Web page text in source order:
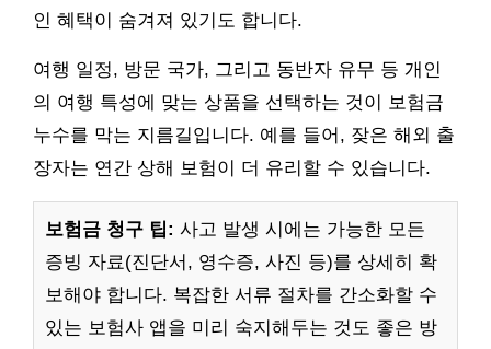
인 혜택이 숨겨져 있기도 합니다.
여행 일정, 방문 국가, 그리고 동반자 유무 등 개인
의 여행 특성에 맞는 상품을 선택하는 것이 보험금
누수를 막는 지름길입니다. 예를 들어, 잦은 해외 출
장자는 연간 상해 보험이 더 유리할 수 있습니다.
보험금 청구 팁: 사고 발생 시에는 가능한 모든
증빙 자료(진단서, 영수증, 사진 등)를 상세히 확
보해야 합니다. 복잡한 서류 절차를 간소화할 수
있는 보험사 앱을 미리 숙지해두는 것도 좋은 방